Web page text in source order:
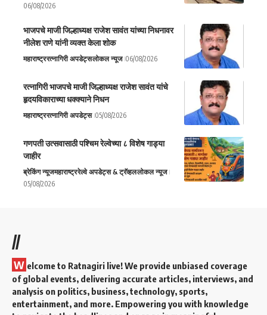
06/08/2026
भाजपचे माजी जिल्हाध्यक्ष राजेश सावंत यांच्या निधनावर
नीलेश राणे यांनी व्यक्त केला शोक
महाराष्ट्ररत्नागिरी अपडेट्सलोकल न्यूज 06/08/2026
रत्नागिरी भाजपचे माजी जिल्हाध्यक्ष राजेश सावंत यांचे
हृदयविकाराच्या धक्क्याने निधन
महाराष्ट्ररत्नागिरी अपडेट्स 05/08/2026
गणपती उत्सवासाठी पश्चिम रेल्वेच्या ८ विशेष गाड्या
जाहीर
ब्रेकिंग न्यूजमहाराष्ट्ररेल्वे अपडेट्स & ट्रॅव्हललोकल न्यूज
05/08/2026
//
W elcome to Ratnagiri live! We provide unbiased coverage
of global events, delivering accurate articles, interviews, and
analysis on politics, business, technology, sports,
entertainment, and more. Empowering you with knowledge